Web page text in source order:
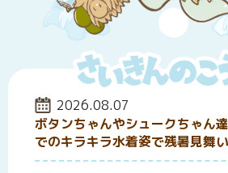
投稿日:
2026.08.07
ボタンちゃんやシュークちゃん
でのキラキラ水着姿で残暑見舞い